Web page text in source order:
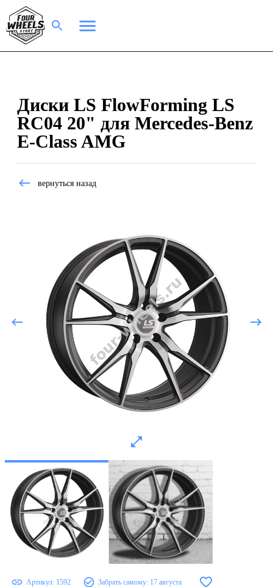
Диски LS FlowForming LS
RC04 20" для Mercedes-Benz
E-Class AMG
вернуться назад
Артикул: 1592 Забрать самому: 17 августа